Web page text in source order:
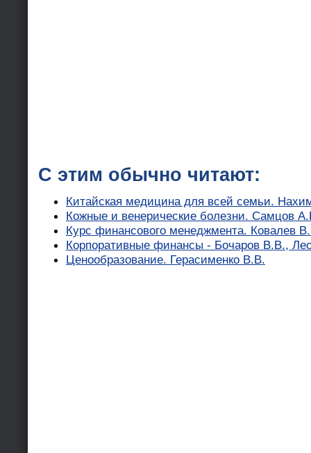
С этим обычно читают:
Китайская медицина для всей семьи.
Кожные и венерические болезни. Самцов
Курс финансового менеджмента. Ковалев
Корпоративные финансы - Бочаров В.В.,
Ценообразование. Герасименко В.В.